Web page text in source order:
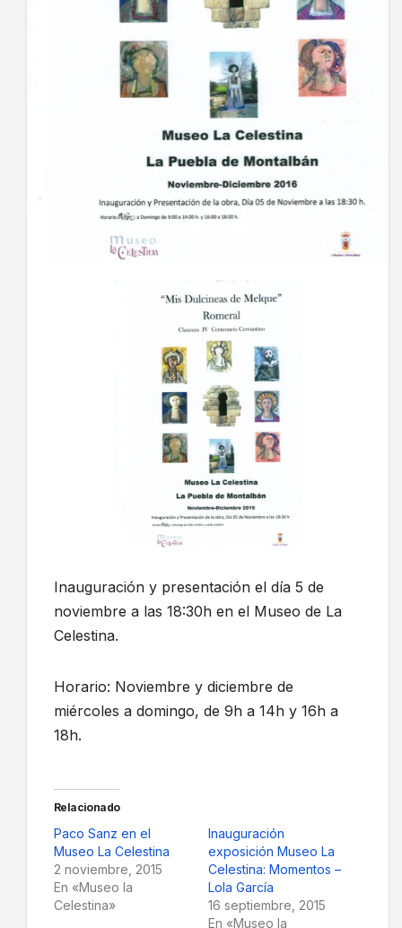
Inauguración y presentación el día 5 de
noviembre a las 18:30h en el Museo de La
Celestina.
Horario: Noviembre y diciembre de
miércoles a domingo, de 9h a 14h y 16h a
18h.
Relacionado
Paco Sanz en el
Museo La Celestina
2 noviembre, 2015
En «Museo la
Celestina»
Inauguración
exposición Museo La
Celestina: Momentos –
Lola García
16 septiembre, 2015
En «Museo la